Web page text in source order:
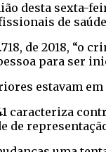
desta sexta-
de
de 2018, “o
para ser
estavam
caracteriza
de